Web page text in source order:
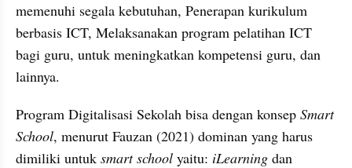
memenuhi segala kebutuhan, Penerapan kurikulum
berbasis ICT, Melaksanakan program pelatihan ICT
bagi guru, untuk meningkatkan kompetensi guru, dan
lainnya.
Program Digitalisasi Sekolah bisa dengan konsep Smart
School, menurut Fauzan (2021) dominan yang harus
dimiliki untuk smart school yaitu: iLearning dan